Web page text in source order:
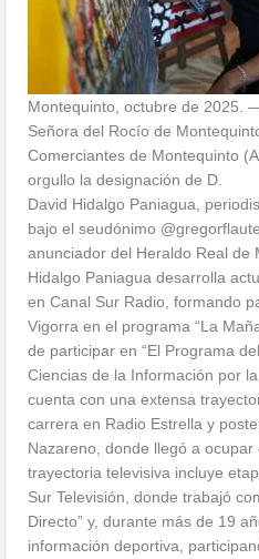
Montequinto, octubre de 2025.
Señora del Rocío de
Comerciantes de Montequinto
orgullo la designación de D.
David Hidalgo Paniagua,
bajo el seudónimo
anunciador del Heraldo Real de
Hidalgo Paniagua desarrolla
en Canal Sur Radio, formando
Vigorra en el programa “La
de participar en “El Programa
Ciencias de la Información por
cuenta con una extensa
carrera en Radio Estrella y
Nazareno, donde llegó a
trayectoria televisiva incluye
Sur Televisión, donde trabajó
Directo” y, durante más de 19
información deportiva,